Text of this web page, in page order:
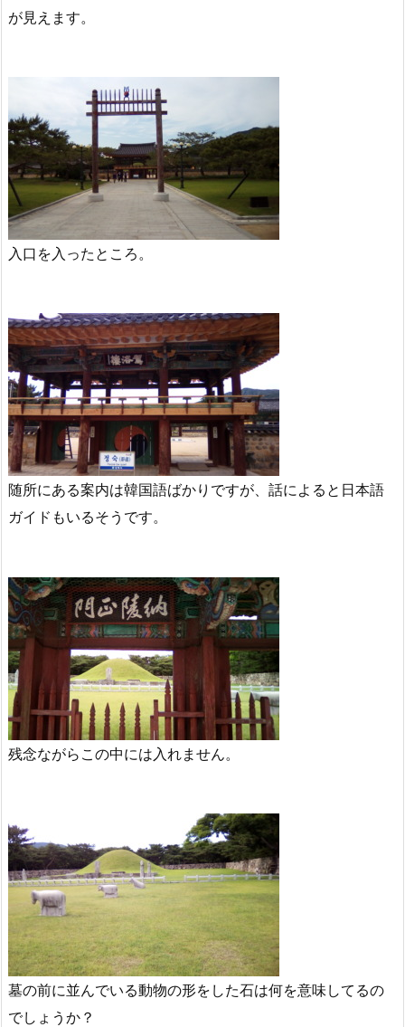
が見えます。
入口を入ったところ。
随所にある案内は韓国語ばかりですが、話によると日本語
ガイドもいるそうです。
残念ながらこの中には入れません。
墓の前に並んでいる動物の形をした石は何を意味してるの
でしょうか？